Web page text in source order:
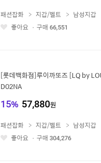
좋
패션잡화 지갑/벨트
남성지갑
좋아요
구매 66,551
[롯데백화점]루이까또즈 [LQ by
D02NA
15% 57,880원
좋
패션잡화 지갑/벨트
남성지갑
좋아요
구매 304,276